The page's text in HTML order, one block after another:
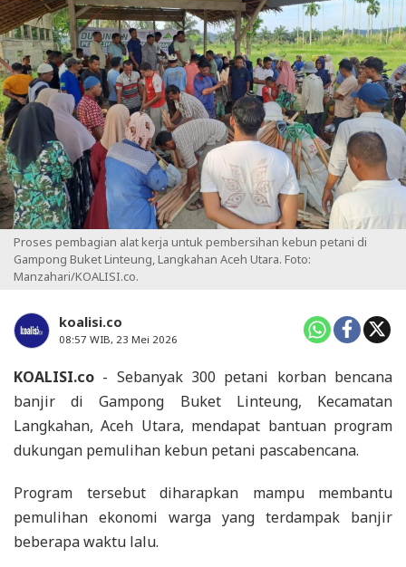
Proses pembagian alat kerja untuk pembersihan kebun petani di
Gampong Buket Linteung, Langkahan Aceh Utara. Foto:
Manzahari/KOALISI.co.
koalisi.co
08:57 WIB, 23 Mei 2026
KOALISI.co - Sebanyak 300 petani korban bencana
banjir di Gampong Buket Linteung, Kecamatan
Langkahan, Aceh Utara, mendapat bantuan program
dukungan pemulihan kebun petani pascabencana.
Program tersebut diharapkan mampu membantu
pemulihan ekonomi warga yang terdampak banjir
beberapa waktu lalu.